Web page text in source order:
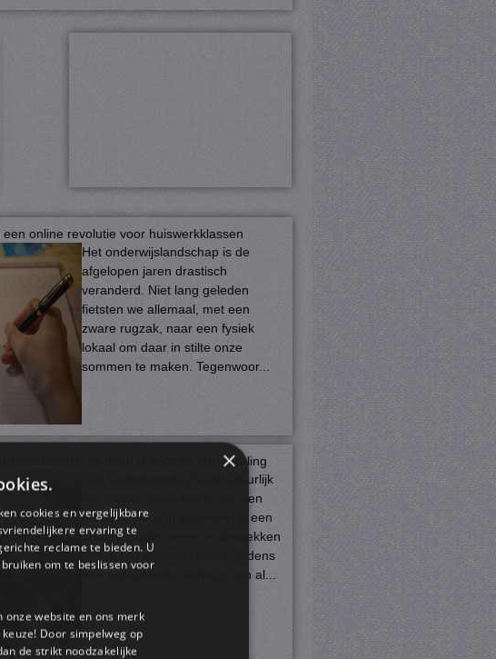
online revolutie voor huiswerkklassen
Het onderwijslandschap is de
afgelopen jaren drastisch
veranderd. Niet lang geleden
fietsten we allemaal, met een
zware rugzak, naar een fysiek
lokaal om daar in stilte onze
sommen te maken. Tegenwoor...
kinderfeestje zo goed is voor de ontwikkeling
Een kinderfeestje draait natuurlijk
om plezier, maar het is ook een
moment waarop kinderen op een
andere manier leren en ontdekken
dan in het dagelijks leven. Tijdens
een actief feestje komt er van al...
×
cookies en vergelijkbare
ervaring te
reclame te bieden. U
om te beslissen voor
onze website en ons merk
Door simpelweg op
de strikt noodzakelijke